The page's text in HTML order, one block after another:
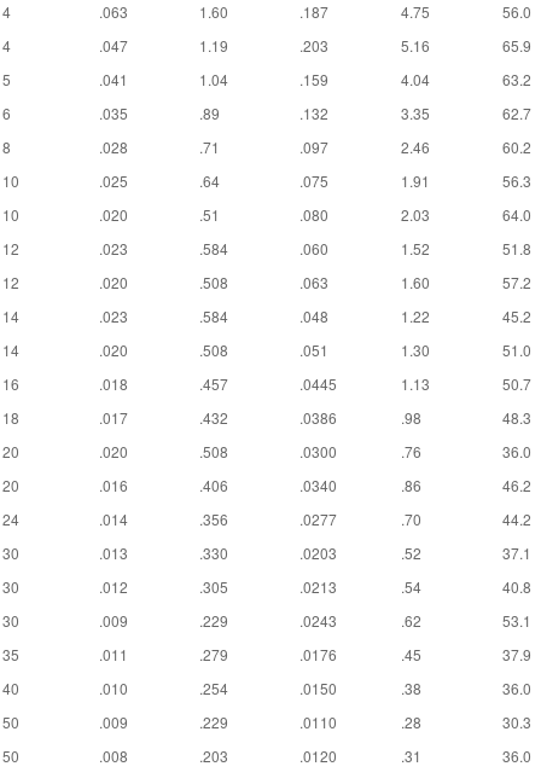
4
.063 1.60 .187 4.75
56.0
4
.047 1.19 .203 5.16
65.9
5
.041 1.04 .159 4.04
63.2
6
.035 .89 .132 3.35
62.7
8
.028 .71 .097 2.46
60.2
10
.025 .64 .075 1.91
56.3
10
.020 .51 .080 2.03
64.0
12
.023 .584 .060 1.52
51.8
12
.020 .508 .063 1.60
57.2
14
.023 .584 .048 1.22
45.2
14
.020 .508 .051 1.30
51.0
16
.018 .457 .0445 1.13
50.7
18
.017 .432 .0386 .98
48.3
20
.020 .508 .0300 .76
36.0
20
.016 .406 .0340 .86
46.2
24
.014 .356 .0277 .70
44.2
30
.013 .330 .0203 .52
37.1
30
.012 .305 .0213 .54
40.8
30
.009 .229 .0243 .62
53.1
35
.011 .279 .0176 .45
37.9
40
.010 .254 .0150 .38
36.0
50
.009 .229 .0110 .28
30.3
50
.008 .203 .0120 .31
36.0